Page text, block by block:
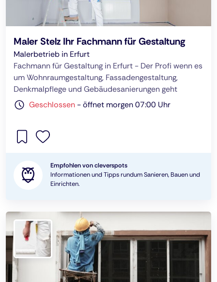
Maler Stelz Ihr Fachmann für Gestaltung
Malerbetrieb in Erfurt
Fachmann für Gestaltung in Erfurt - Der Profi wenn es
um Wohnraumgestaltung, Fassadengestaltung,
Denkmalpflege und Gebäudesanierungen geht
Geschlossen -öffnet morgen 07:00 Uhr
Empfohlen von cleverspots
Informationen und Tipps rundum Sanieren, Bauen und
Einrichten.